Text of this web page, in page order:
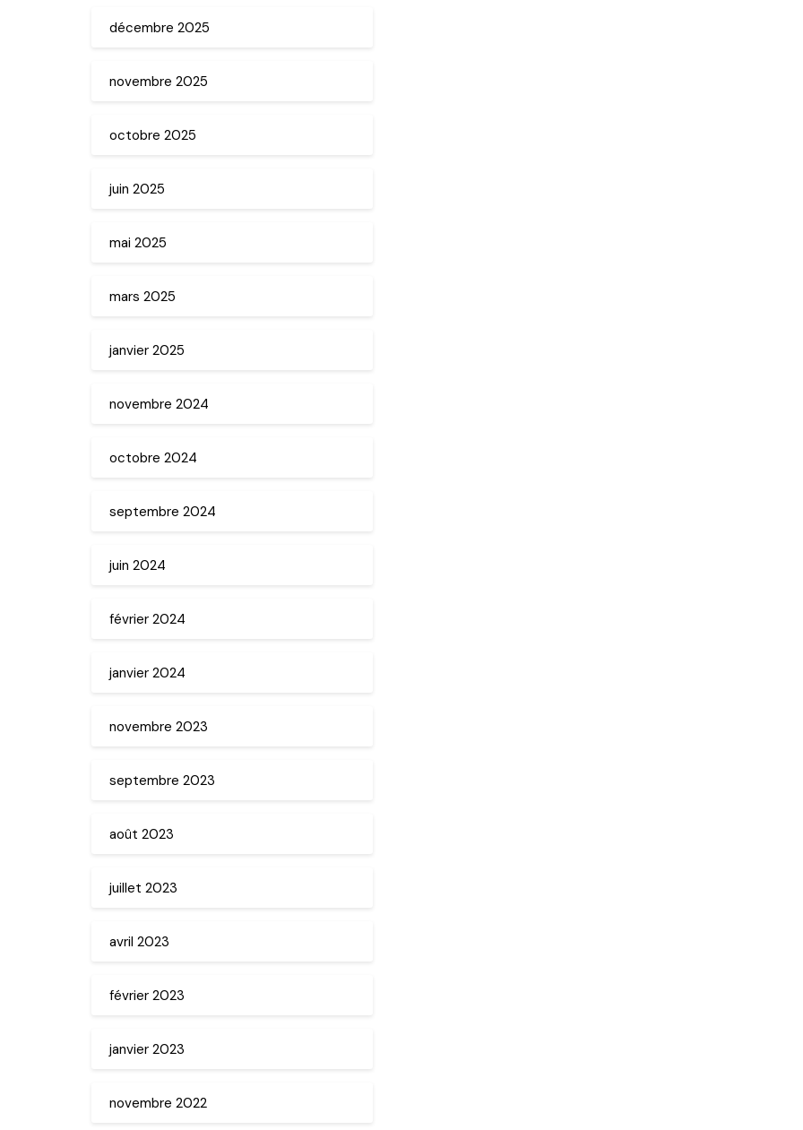
décembre 2025
novembre 2025
octobre 2025
juin 2025
mai 2025
mars 2025
janvier 2025
novembre 2024
octobre 2024
septembre 2024
juin 2024
février 2024
janvier 2024
novembre 2023
septembre 2023
août 2023
juillet 2023
avril 2023
février 2023
janvier 2023
novembre 2022